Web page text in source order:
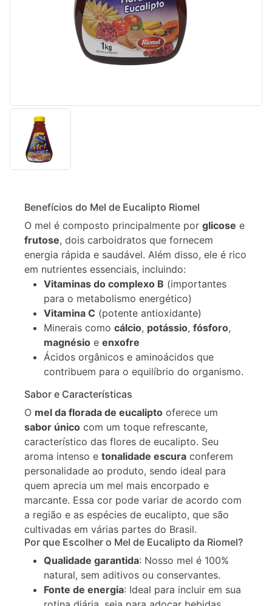
Descrição
Informação
Benefícios do Mel de Eucalipto Riomel
O mel é composto principalmente por glicose e
frutose, dois carboidratos que fornecem
energia rápida e saudável. Além disso, ele é rico
em nutrientes essenciais, incluindo:
Vitaminas do complexo B (importantes
para o metabolismo energético)
Vitamina C (potente antioxidante)
Minerais como cálcio, potássio, fósforo,
magnésio e enxofre
Ácidos orgânicos e aminoácidos que
contribuem para o equilíbrio do organismo.
Sabor e Características
O mel da florada de eucalipto oferece um
sabor único com um toque refrescante,
característico das flores de eucalipto. Seu
aroma intenso e tonalidade escura conferem
personalidade ao produto, sendo ideal para
quem aprecia um mel mais encorpado e
marcante. Essa cor pode variar de acordo com
a região e as espécies de eucalipto, que são
cultivadas em várias partes do Brasil.
Por que Escolher o Mel de Eucalipto da Riomel?
Qualidade garantida: Nosso mel é 100%
natural, sem aditivos ou conservantes.
Fonte de energia: Ideal para incluir em sua